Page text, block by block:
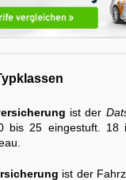
ist der
bis 25 eingestuft. 18
ist der